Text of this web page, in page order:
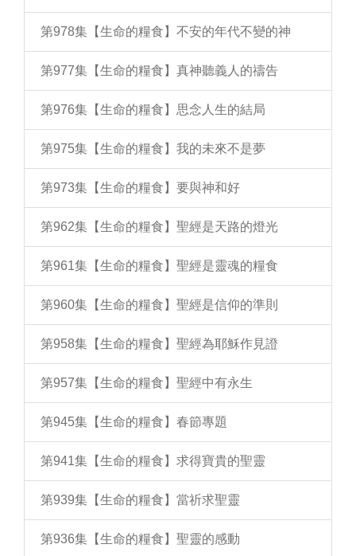
第978集【生命的糧食】不安的年代不變的神
第977集【生命的糧食】真神聽義人的禱告
第976集【生命的糧食】思念人生的結局
第975集【生命的糧食】我的未來不是夢
第973集【生命的糧食】要與神和好
第962集【生命的糧食】聖經是天路的燈光
第961集【生命的糧食】聖經是靈魂的糧食
第960集【生命的糧食】聖經是信仰的準則
第958集【生命的糧食】聖經為耶穌作見證
第957集【生命的糧食】聖經中有永生
第945集【生命的糧食】春節專題
第941集【生命的糧食】求得寶貴的聖靈
第939集【生命的糧食】當祈求聖靈
第936集【生命的糧食】聖靈的感動